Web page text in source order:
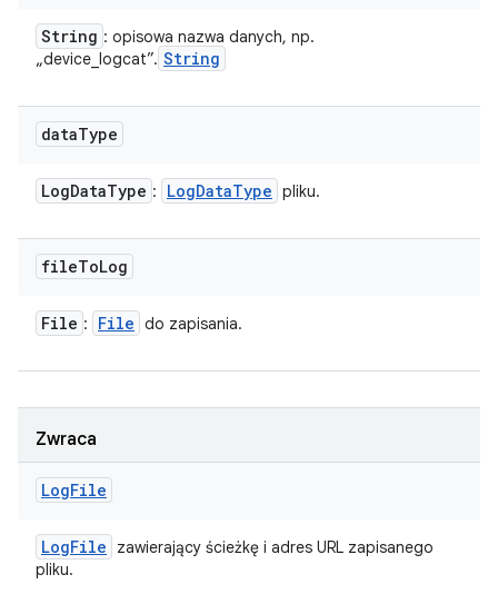
String : opisowa nazwa danych, np.
„device_logcat”. String
dataType
LogDataType : LogDataType pliku.
fileToLog
File : File do zapisania.
Zwraca
LogFile
LogFile
zawierający ścieżkę i adres URL zapisanego
pliku.